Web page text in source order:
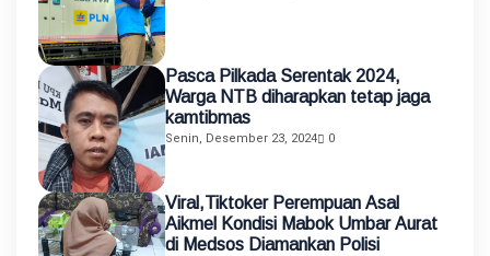
Pasca Pilkada Serentak 2024,
Warga NTB diharapkan tetap jaga
kamtibmas
Senin, Desember 23, 2024 0
Viral,Tiktoker Perempuan Asal
Aikmel Kondisi Mabok Umbar Aurat
di Medsos Diamankan Polisi